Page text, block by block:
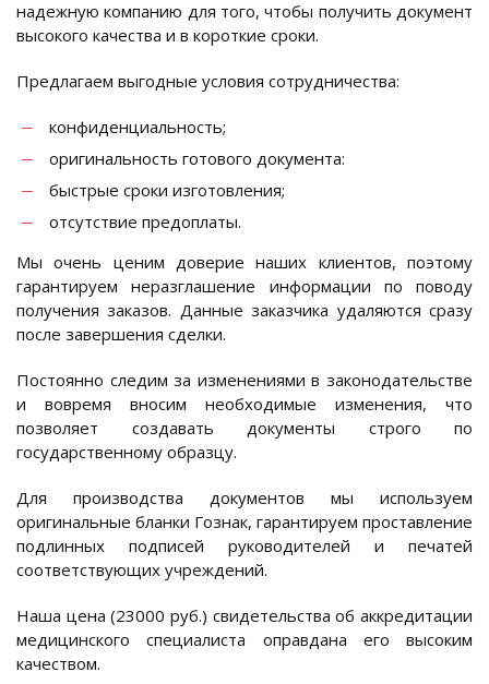
надежную компанию для того, чтобы получить документ
высокого качества и в короткие сроки.
Предлагаем выгодные условия сотрудничества:
конфиденциальность;
оригинальность готового документа:
быстрые сроки изготовления;
отсутствие предоплаты.
Мы очень ценим доверие наших клиентов, поэтому
гарантируем неразглашение информации по поводу
получения заказов. Данные заказчика удаляются сразу
после завершения сделки.
Постоянно следим за изменениями в законодательстве
и вовремя вносим необходимые изменения, что
позволяет создавать документы строго по
государственному образцу.
Для производства документов мы используем
оригинальные бланки Гознак, гарантируем проставление
подлинных подписей руководителей и печатей
соответствующих учреждений.
Наша цена (23000 руб.) свидетельства об аккредитации
медицинского специалиста оправдана его высоким
качеством.